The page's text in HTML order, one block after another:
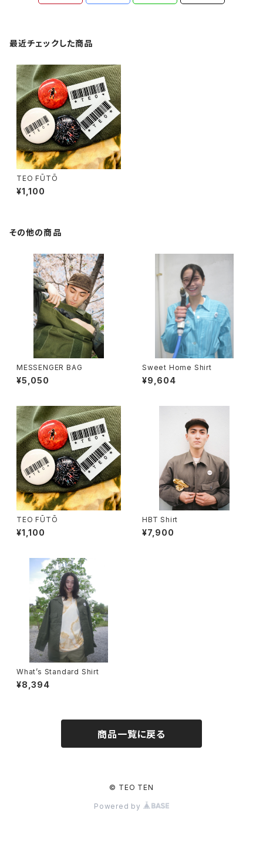
最近チェックした商品
TEO FŪTŌ
¥1,100
その他の商品
MESSENGER BAG
¥5,050
Sweet Home Shirt
¥9,604
TEO FŪTŌ
¥1,100
HBT Shirt
¥7,900
What’s Standard Shirt
¥8,394
商品一覧に戻る
© TEO TEN
Powered by